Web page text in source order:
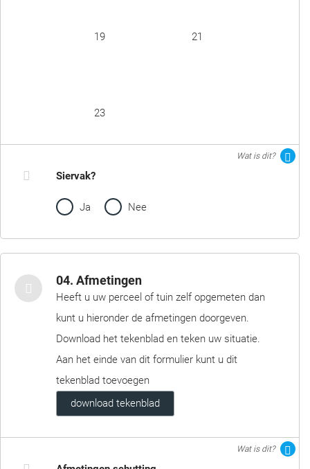
19 21
23
Wat is dit?
Siervak?
Ja Nee
04. Afmetingen
Heeft u uw perceel of tuin zelf opgemeten dan
kunt u hieronder de afmetingen doorgeven.
Download het tekenblad en teken uw situatie.
Aan het einde van dit formulier kunt u dit
tekenblad toevoegen
download tekenblad
Wat is dit?